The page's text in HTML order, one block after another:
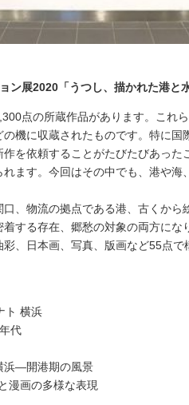
ン展2020「うつし、描かれた港と
点の所蔵作品があります。これ
機に収蔵されたものです。特に国
を依頼することがたびたびあった
ます。今回はその中でも、港や海
、物流の拠点である港、古くから
する存在、郷愁の対象の両方にな
、日本画、写真、版画など55点で
ト 横浜
代
浜―開港期の風景
漫画の多様な表現